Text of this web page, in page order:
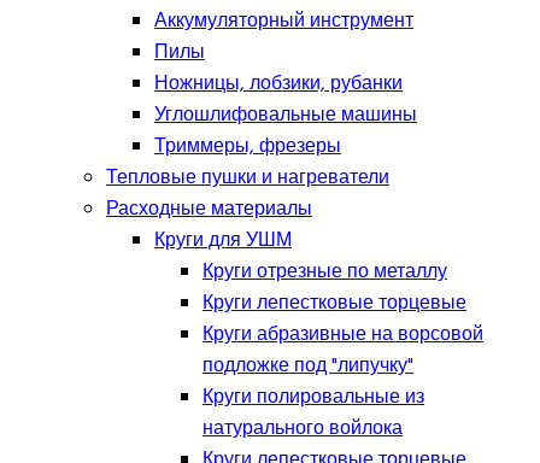
Аккумуляторный инструмент
Пилы
Ножницы, лобзики, рубанки
Углошлифовальные машины
Триммеры, фрезеры
Тепловые пушки и нагреватели
Расходные материалы
Круги для УШМ
Круги отрезные по металлу
Круги лепестковые торцевые
Круги абразивные на ворсовой
подложке под "липучку"
Круги полировальные из
натурального войлока